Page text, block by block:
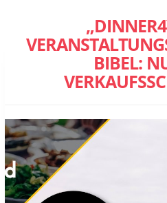
BIBEL: